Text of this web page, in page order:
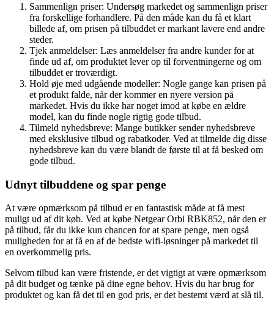
Sammenlign priser: Undersøg markedet og sammenlign priser
fra forskellige forhandlere. På den måde kan du få et klart
billede af, om prisen på tilbuddet er markant lavere end andre
steder.
Tjek anmeldelser: Læs anmeldelser fra andre kunder for at
finde ud af, om produktet lever op til forventningerne og om
tilbuddet er troværdigt.
Hold øje med udgående modeller: Nogle gange kan prisen på
et produkt falde, når der kommer en nyere version på
markedet. Hvis du ikke har noget imod at købe en ældre
model, kan du finde nogle rigtig gode tilbud.
Tilmeld nyhedsbreve: Mange butikker sender nyhedsbreve
med eksklusive tilbud og rabatkoder. Ved at tilmelde dig disse
nyhedsbreve kan du være blandt de første til at få besked om
gode tilbud.
Udnyt tilbuddene og spar penge
At være opmærksom på tilbud er en fantastisk måde at få mest
muligt ud af dit køb. Ved at købe Netgear Orbi RBK852, når den er
på tilbud, får du ikke kun chancen for at spare penge, men også
muligheden for at få en af de bedste wifi-løsninger på markedet til
en overkommelig pris.
Selvom tilbud kan være fristende, er det vigtigt at være opmærksom
på dit budget og tænke på dine egne behov. Hvis du har brug for
produktet og kan få det til en god pris, er det bestemt værd at slå til.